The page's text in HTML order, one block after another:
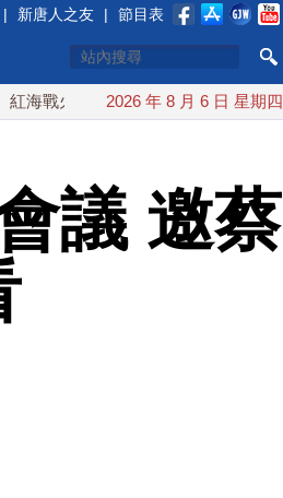
| 新唐人之友 | 節目表
升溫 也門胡塞武裝稱又襲擊沙特油輪
2026 年 8 月 6 日 星期四
議 邀蔡